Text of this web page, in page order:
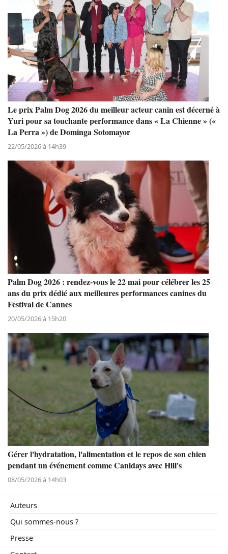
Le prix Palm Dog 2026 du meilleur acteur canin est décerné à
Yuri pour sa touchante performance dans « La Chienne » («
La Perra ») de Dominga Sotomayor
22/05/2026 à 14h39
Palm Dog 2026 : rendez-vous le 22 mai pour célébrer les 25
ans du prix dédié aux meilleures performances canines du
Festival de Cannes
20/05/2026 à 15h20
Gérer l'hydratation, l'alimentation et le repos de son chien
pendant un événement comme Canidays avec Hill's
08/05/2026 à 14h03
Auteurs
Qui sommes-nous ?
Presse